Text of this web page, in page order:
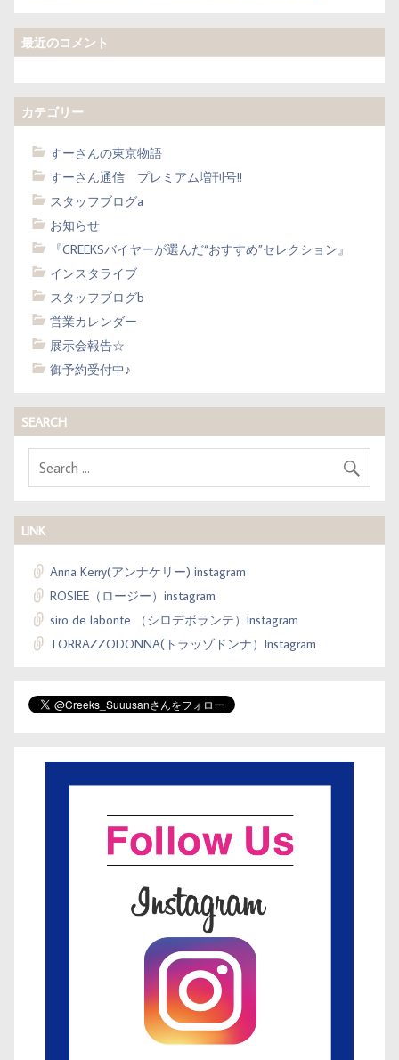
最近のコメント
カテゴリー
すーさんの東京物語
すーさん通信 プレミアム増刊号!!
スタッフブログa
お知らせ
『CREEKSバイヤーが選んだ“おすすめ”セレクション』
インスタライブ
スタッフブログb
営業カレンダー
展示会報告☆
御予約受付中♪
SEARCH
LINK
Anna Kerry(アンナケリー) instagram
ROSIEE（ロージー）instagram
siro de labonte （シロデボランテ）Instagram
TORRAZZODONNA(トラッゾドンナ）Instagram